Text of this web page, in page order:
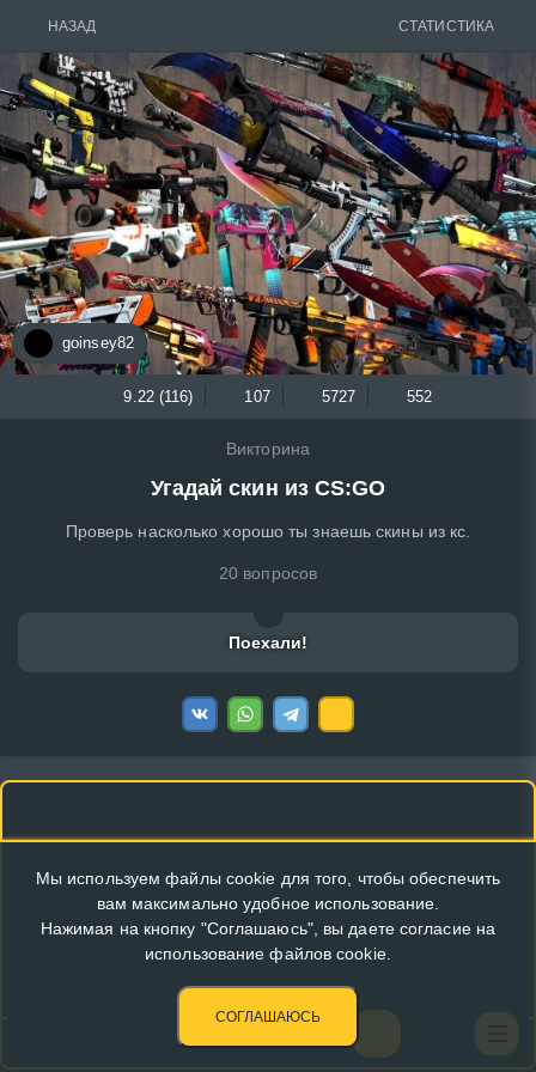
НАЗАД СТАТИСТИКА
goinsey82
9.22 (116) 107 5727 552
Викторина
Угадай скин из CS:GO
Проверь насколько хорошо ты знаешь скины из кс.
20 вопросов
Поехали!
КУПИТЬ РЕКЛАМУ В ЭТОМ БЛОКЕ
Мы используем файлы cookie для того, чтобы обеспечить
вам максимально удобное использование.
Нажимая на кнопку "Соглашаюсь", вы даете согласие на
использование файлов cookie.
СОГЛАШАЮСЬ